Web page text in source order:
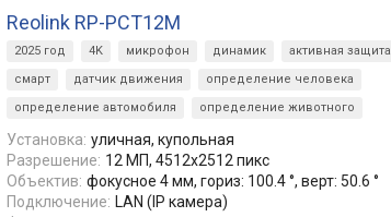
Reolink RP-PCT12M
2025 год 4K микрофон динамик
активная защита
смарт
датчик движения
определение человека
определение автомобиля
определение животного
Установка: уличная, купольная
Разрешение: 12 МП, 4512х2512 пикс
Объектив: фокусное 4 мм, гориз: 100.4 °, верт: 50.6 °
Подключение: LAN (IP камера)